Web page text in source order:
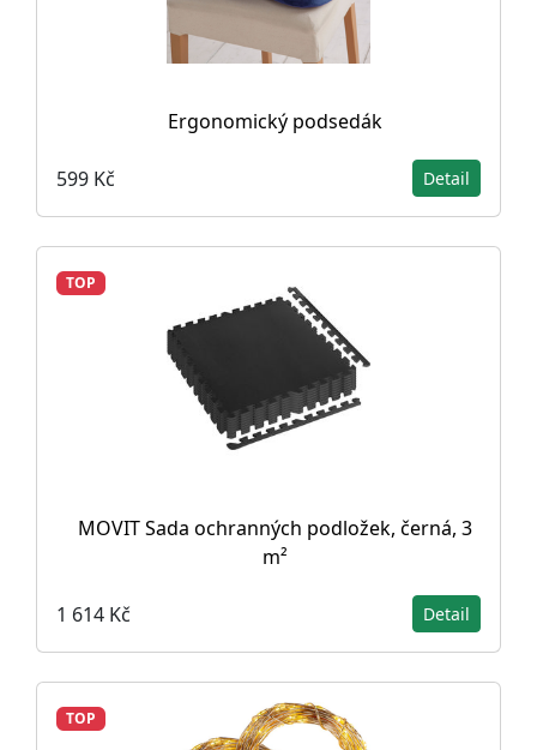
Ergonomický podsedák
599 Kč Detail
TOP
MOVIT Sada ochranných podložek, černá, 3
m²
1 614 Kč Detail
TOP